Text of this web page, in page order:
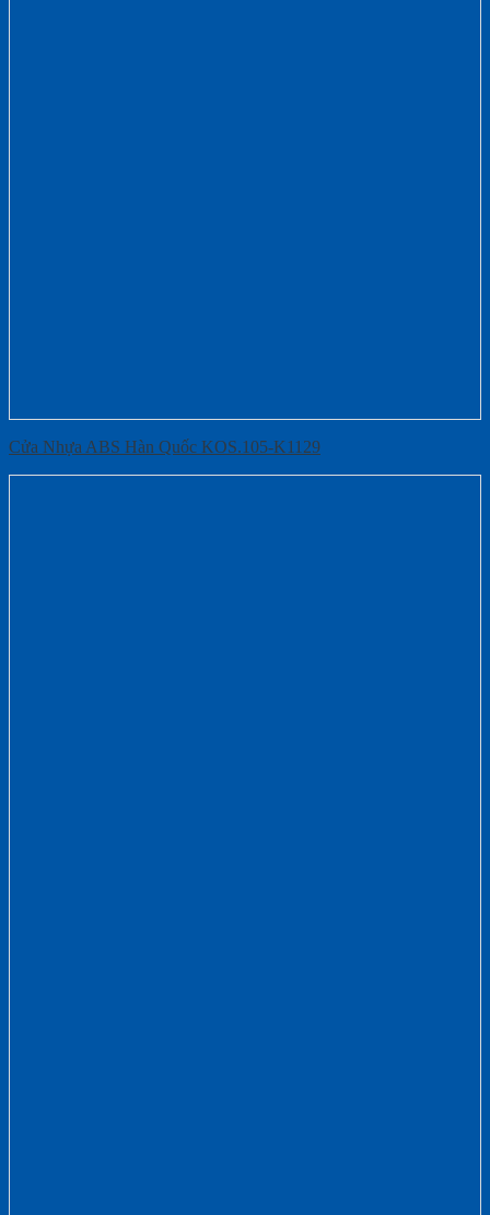
Cửa Nhựa ABS Hàn Quốc KOS.105-K1129